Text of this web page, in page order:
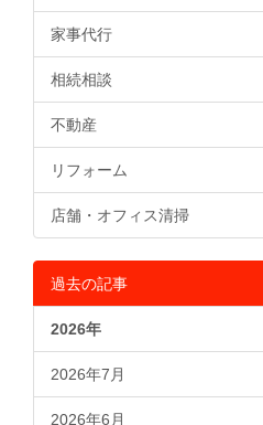
家事代行
相続相談
不動産
リフォーム
店舗・オフィス清掃
過去の記事
2026年
2026年7月
2026年6月